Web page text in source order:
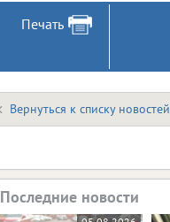
Печать
Вернуться к списку новостей
Последние новости